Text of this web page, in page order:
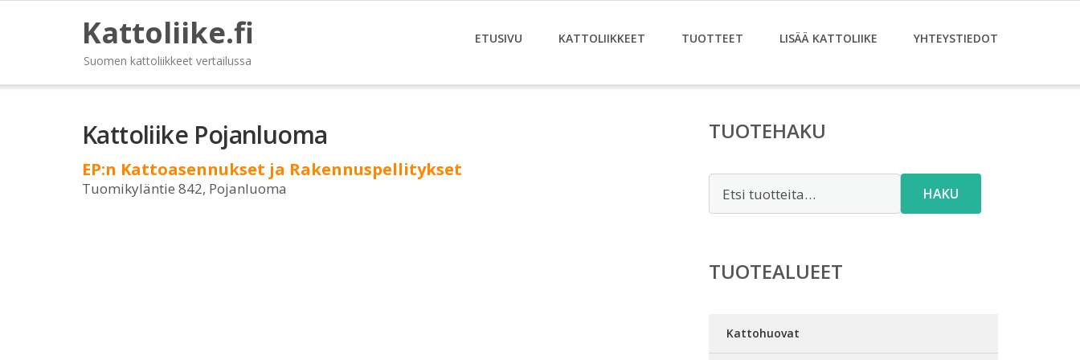
Kattoliike.fi
Suomen kattoliikkeet vertailussa
ETUSIVU KATTOLIIKKEET TUOTTEET LISÄÄ KATTOLIIKE YHTEYSTIEDOT
Kattoliike Pojanluoma
EP:n Kattoasennukset ja Rakennuspellitykset
Tuomikyläntie 842, Pojanluoma
TUOTEHAKU
HAKU
TUOTEALUEET
Kattohuovat